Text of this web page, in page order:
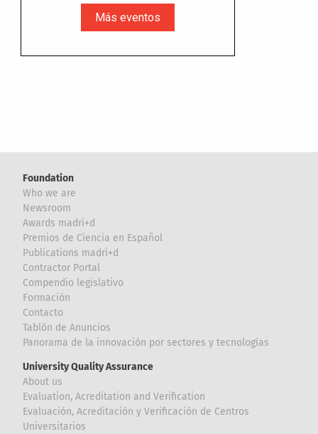
Foundation
Who we are
Newsroom
Awards madri+d
Premios de Ciencia en Español
Publications madri+d
Contractor Portal
Compendio legislativo
Formación
Contacto
Tablón de Anuncios
Panorama de la innovación por sectores y tecnologías
University Quality Assurance
About us
Evaluation, Acreditation and Verification
Evaluación, Acreditación y Verificación de Centros
Universitarios